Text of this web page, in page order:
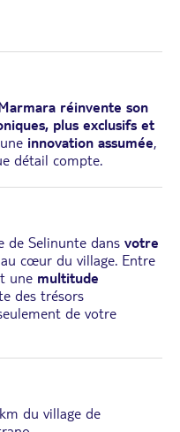
réinvente son
plus exclusifs et
innovation assumée,
détail compte.
de Selinunte dans votre
cœur du village. Entre
une multitude
des trésors
de votre
du village de